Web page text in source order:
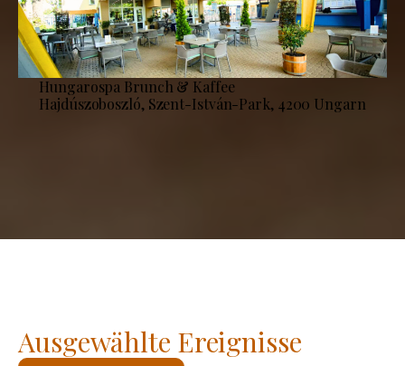
Hungarospa Brunch & Kaffee
Hajdúszoboszló, Szent-István-Park, 4200 Ungarn
Ausgewählte Ereignisse